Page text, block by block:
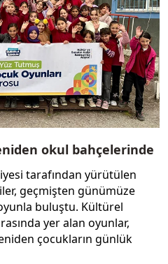
okul bahçelerinde
tarafından yürütülen
geçmişten günümüze
buluştu. Kültürel
yer alan oyunlar,
çocukların günlük